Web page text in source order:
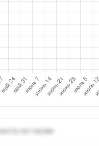
по часам